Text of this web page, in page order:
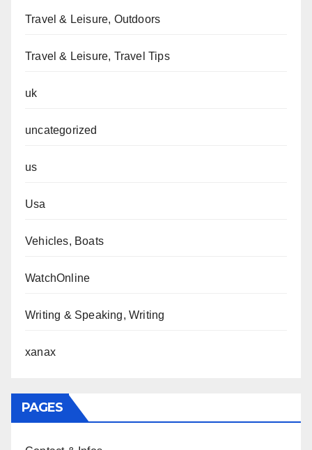
Travel & Leisure, Outdoors
Travel & Leisure, Travel Tips
uk
uncategorized
us
Usa
Vehicles, Boats
WatchOnline
Writing & Speaking, Writing
xanax
PAGES